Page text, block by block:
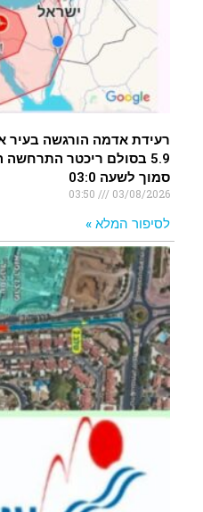
רעידת אדמה הורגשה בעיר
5.9 בסולם ריכטר
סמוך לשעה 03:0
03/08/2026
לסיפור המלא »